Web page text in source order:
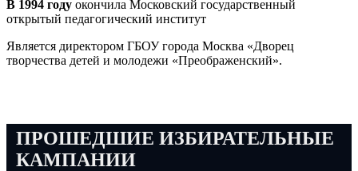
В 1994 году окончила Московский государственный
открытый педагогический институт
Является директором ГБОУ города Москва «Дворец
творчества детей и молодежи «Преображенский».
ПРОШЕДШИЕ ИЗБИРАТЕЛЬНЫЕ
КАМПАНИИ